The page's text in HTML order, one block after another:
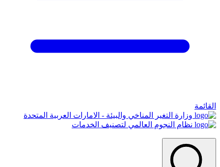
القائمة
وزارة التغير المناخي والبيئة - الامارات العربية المتحدة
نظام النجوم العالمي لتصنيف الخدمات